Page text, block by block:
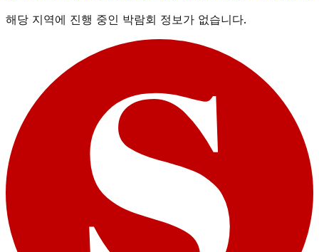
해당 지역에 진행 중인 박람회 정보가 없습니다.